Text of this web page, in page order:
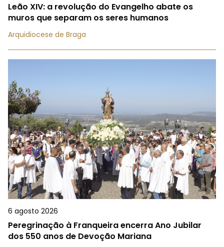
Leão XIV: a revolução do Evangelho abate os
muros que separam os seres humanos
Arquidiocese de Braga
6 agosto 2026
Peregrinação à Franqueira encerra Ano Jubilar
dos 550 anos de Devoção Mariana